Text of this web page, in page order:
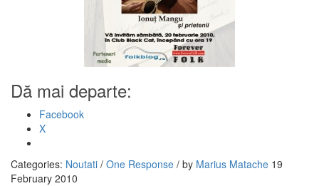
Dă mai departe:
Facebook
X
Categories: Noutati / One Response / by Marius Matache 19
February 2010